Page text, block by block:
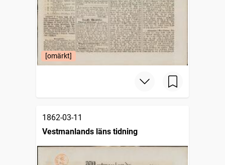
[omärkt]
1862-03-11
Vestmanlands läns tidning